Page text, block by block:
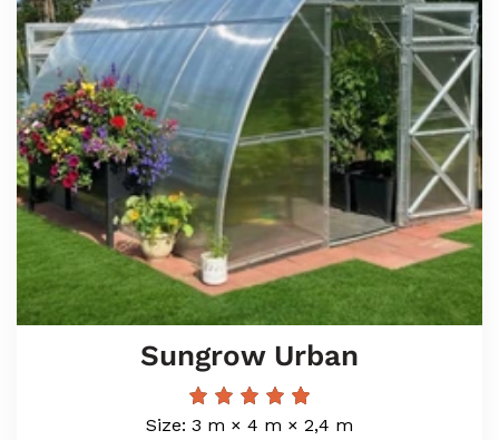
Sungrow Urban
Size: 3 m × 4 m × 2,4 m